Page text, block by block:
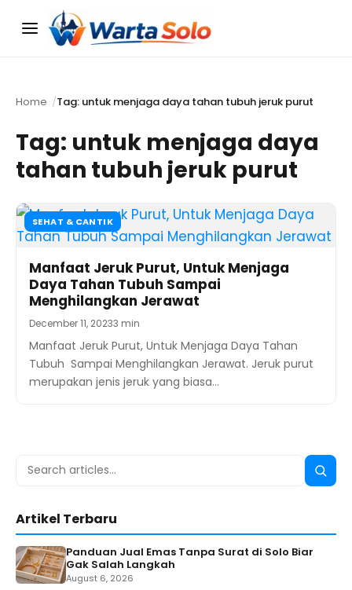
Menu
Home Tag: untuk menjaga daya tahan tubuh jeruk purut
Tag: untuk menjaga daya
tahan tubuh jeruk purut
SEHAT & CANTIK
Manfaat Jeruk Purut, Untuk Menjaga
Daya Tahan Tubuh Sampai
Menghilangkan Jerawat
December 11, 20233 min
Manfaat Jeruk Purut, Untuk Menjaga Daya Tahan
Tubuh Sampai Menghilangkan Jerawat. Jeruk purut
merupakan jenis jeruk yang biasa…
Search
Search
Artikel Terbaru
Panduan Jual Emas Tanpa Surat di Solo Biar
Gak Salah Langkah
August 6, 2026